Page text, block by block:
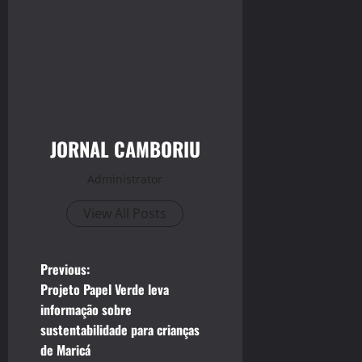
JORNAL CAMBORIU
Administrator
View All Posts
P
o
s
Previous:
Projeto Papel Verde leva
informação sobre
sustentabilidade para crianças
de Maricá